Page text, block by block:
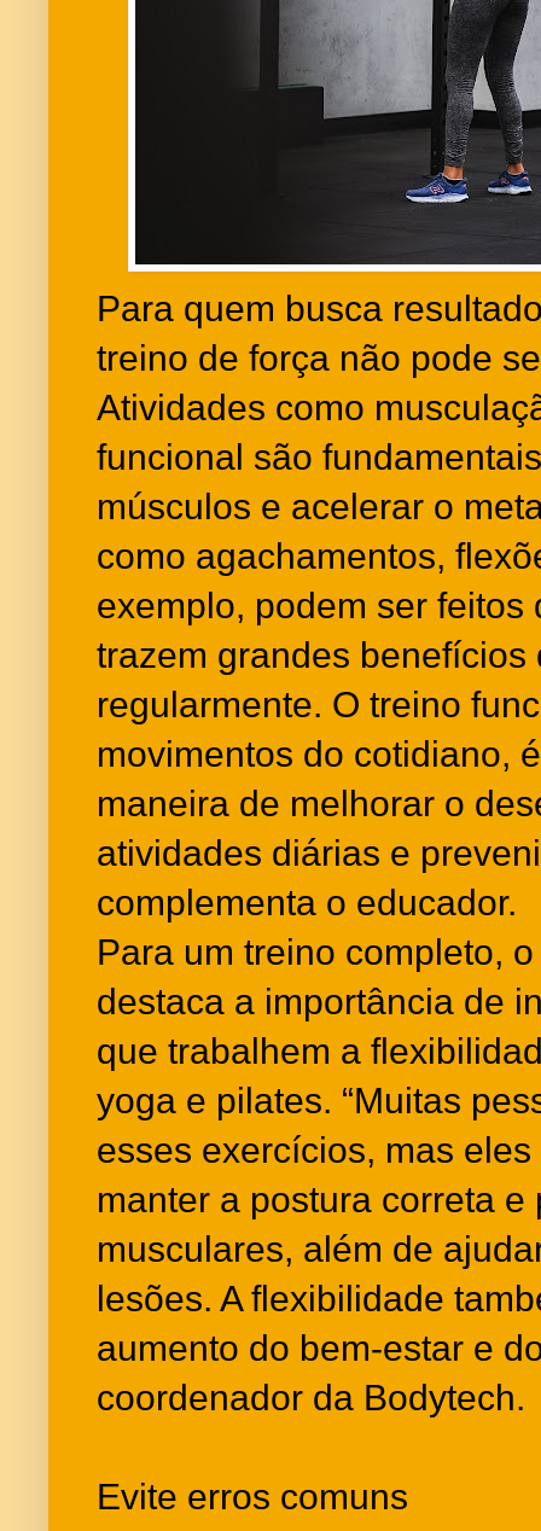
Para quem busca
treino de força não pode
Atividades como
funcional são
músculos e acelerar o
como agachamentos,
exemplo, podem ser feitos
trazem grandes benefícios
regularmente. O treino
movimentos do cotidiano,
maneira de melhorar o
atividades diárias e
complementa o educador.
Para um treino completo,
destaca a importância de
que trabalhem a
yoga e pilates. “Muitas
esses exercícios, mas
manter a postura correta e
musculares, além de
lesões. A flexibilidade
aumento do bem-estar e
coordenador da Bodytech.
Evite erros comuns